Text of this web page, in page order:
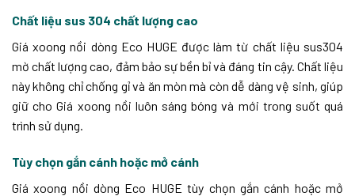
Chất liệu sus 304 chất lượng cao
Giá xoong nồi dòng Eco HUGE được làm từ chất liệu sus304
mờ chất lượng cao, đảm bảo sự bền bỉ và đáng tin cậy. Chất liệu
này không chỉ chống gỉ và ăn mòn mà còn dễ dàng vệ sinh, giúp
giữ cho Giá xoong nồi luôn sáng bóng và mới trong suốt quá
trình sử dụng.
Tùy chọn gắn cánh hoặc mở cánh
Giá xoong nồi dòng Eco HUGE tùy chọn gắn cánh hoặc mở